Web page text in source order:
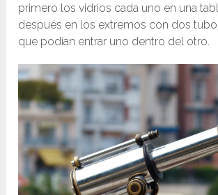
primero los vidrios cada uno en una
después en los extremos con dos
que podían entrar uno dentro del otro.